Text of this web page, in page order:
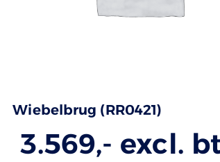
Wiebelbrug (RR0421)
3.569,- excl.